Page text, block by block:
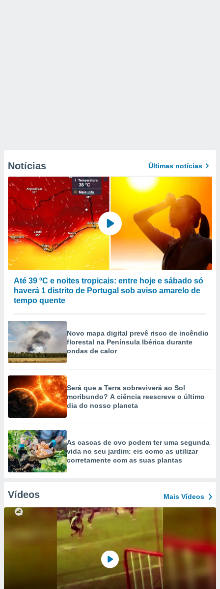
Notícias Últimas notícias
Até 39 ºC e noites tropicais: entre hoje e sábado só
haverá 1 distrito de Portugal sob aviso amarelo de
tempo quente
Novo mapa digital prevê risco de incêndio
florestal na Península Ibérica durante
ondas de calor
Será que a Terra sobreviverá ao Sol
moribundo? A ciência reescreve o último
dia do nosso planeta
As cascas de ovo podem ter uma segunda
vida no seu jardim: eis como as utilizar
corretamente com as suas plantas
Vídeos Mais Vídeos